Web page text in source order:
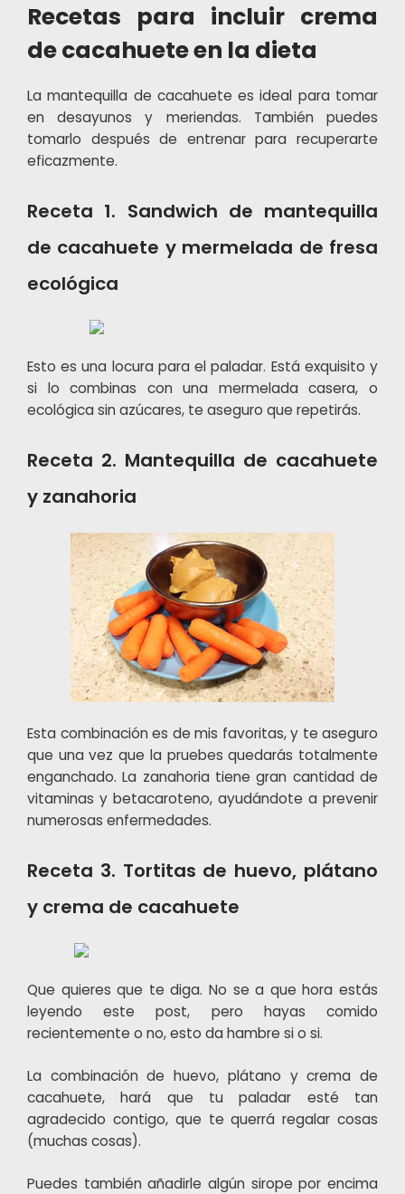
Recetas para incluir crema
de cacahuete en la dieta
La mantequilla de cacahuete es ideal para tomar
en desayunos y meriendas. También puedes
tomarlo después de entrenar para recuperarte
eficazmente.
Receta 1. Sandwich de mantequilla
de cacahuete y mermelada de fresa
ecológica
Esto es una locura para el paladar. Está exquisito y
si lo combinas con una mermelada casera, o
ecológica sin azúcares, te aseguro que repetirás.
Receta 2. Mantequilla de cacahuete
y zanahoria
Esta combinación es de mis favoritas, y te aseguro
que una vez que la pruebes quedarás totalmente
enganchado. La zanahoria tiene gran cantidad de
vitaminas y betacaroteno, ayudándote a prevenir
numerosas enfermedades.
Receta 3. Tortitas de huevo, plátano
y crema de cacahuete
Que quieres que te diga. No se a que hora estás
leyendo este post, pero hayas comido
recientemente o no, esto da hambre si o si.
La combinación de huevo, plátano y crema de
cacahuete, hará que tu paladar esté tan
agradecido contigo, que te querrá regalar cosas
(muchas cosas).
Puedes también añadirle algún sirope por encima